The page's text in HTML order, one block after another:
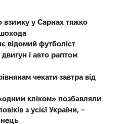
взимку у Сарнах тяжко
відомий футболіст
двигун і авто раптом
чекати завтра від
кліком» позбавляли
з усієї України, –